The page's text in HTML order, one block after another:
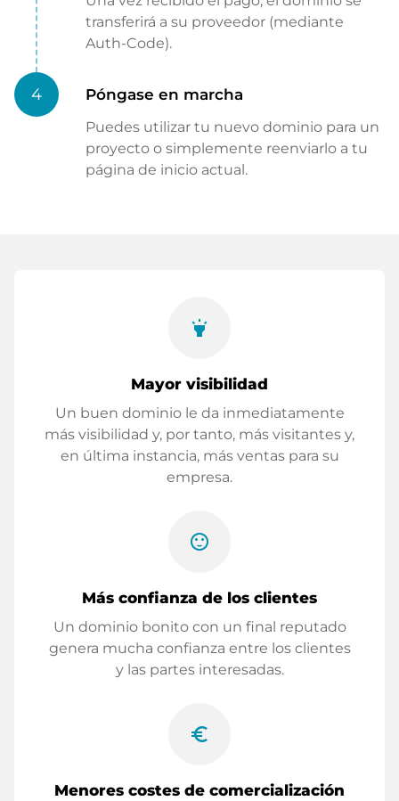
transferirá a su proveedor (mediante
Auth-Code).
4 Póngase en marcha
Puedes utilizar tu nuevo dominio para un
proyecto o simplemente reenviarlo a tu
página de inicio actual.
highlight
Mayor visibilidad
Un buen dominio le da inmediatamente
más visibilidad y, por tanto, más visitantes y,
en última instancia, más ventas para su
empresa.
sentiment_satisfied
Más confianza de los clientes
Un dominio bonito con un final reputado
genera mucha confianza entre los clientes
y las partes interesadas.
euro_symbol
Menores costes de comercialización